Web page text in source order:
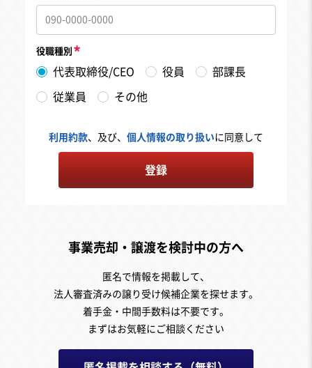
役職種別
代表取締役/CEO 役員 部課長
従業員 その他
利用約款、及び、 個人情報の取り扱いに同意して
登録
事業売却・譲渡を検討中の方へ
匿名で情報を掲載して、
法人審査済みの譲り受け候補企業を探せます。
着手金・中間手数料は不要です。
まずはお気軽にご相談ください